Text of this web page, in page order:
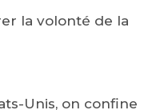
la volonté de la
Unis, on confine